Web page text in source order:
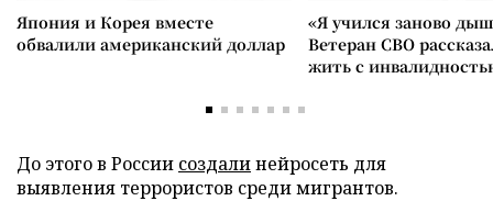
Япония и Корея вместе
обвалили американский доллар
«Я учился заново
Ветеран СВО
жить с
До этого в России создалинейросеть для
выявления террористов среди мигрантов.